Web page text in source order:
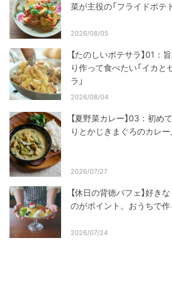
菜が主役の「フライドポテ
2026/08/05
【たのしいポテサラ】01
り作って食べたい「イカ
ラ」
2026/08/04
【夏野菜カレー】03：初め
りとかじきまぐろのカレー
2026/07/27
【休日の背徳パフェ】好き
のがポイント。おうちで
2026/07/24